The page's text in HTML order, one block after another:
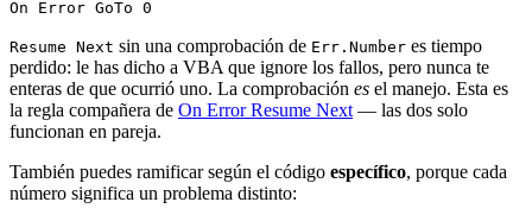
Resume Next sin una comprobación de Err.Number es tiempo
perdido: le has dicho a VBA que ignore los fallos, pero nunca te
enteras de que ocurrió uno. La comprobación es el manejo. Esta es
la regla compañera de On Error Resume Next — las dos solo
funcionan en pareja.
También puedes ramificar según el código específico, porque cada
número significa un problema distinto: